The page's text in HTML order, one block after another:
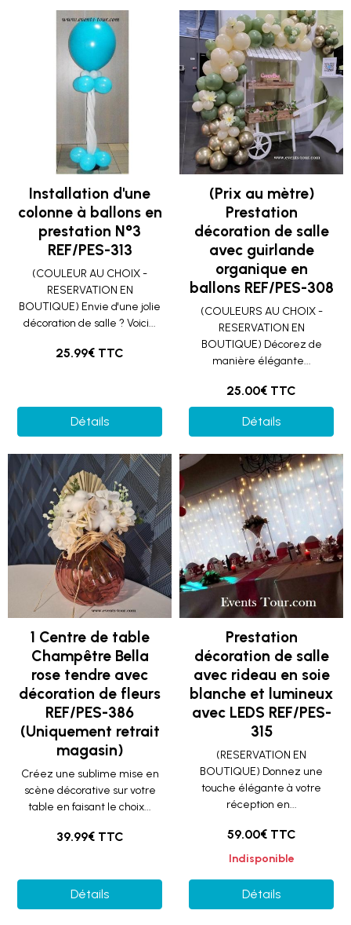
Installation d'une
colonne à ballons en
prestation N°3
REF/PES-313
(COULEUR AU CHOIX -
RESERVATION EN
BOUTIQUE) Envie d'une jolie
décoration de salle ? Voici...
25.99€ TTC
Détails
(Prix au mètre)
Prestation
décoration de salle
avec guirlande
organique en
ballons REF/PES-308
(COULEURS AU CHOIX -
RESERVATION EN
BOUTIQUE) Décorez de
manière élégante...
25.00€ TTC
Détails
1 Centre de table
Champêtre Bella
rose tendre avec
décoration de fleurs
REF/PES-386
(Uniquement retrait
magasin)
Créez une sublime mise en
scène décorative sur votre
table en faisant le choix...
39.99€ TTC
Détails
Prestation
décoration de salle
avec rideau en soie
blanche et lumineux
avec LEDS REF/PES-
315
(RESERVATION EN
BOUTIQUE) Donnez une
touche élégante à votre
réception en...
59.00€ TTC
Indisponible
Détails